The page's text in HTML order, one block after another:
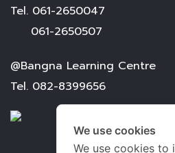
Tel. 061-2650047
061-2650507
@Bangna Learning Centre
Tel. 082-8399656
We use cookies
We use cookies to